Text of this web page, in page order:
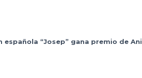
“Josep” gana premio de